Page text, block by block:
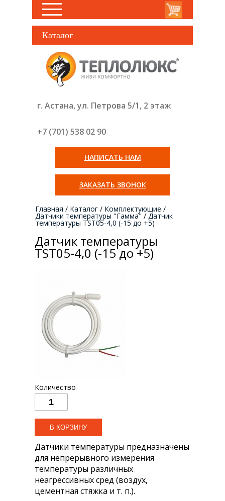
Каталог
г. Астана, ул. Петрова 5/1, 2 этаж
+7 (701) 538 02 90
НАПИСАТЬ НАМ
ЗАКАЗАТЬ ЗВОНОК
Главная / Каталог / Комплектующие /
Датчики температуры "Гамма" / Датчик
температуры TST05-4,0 (-15 до +5)
Датчик температуры
TST05-4,0 (-15 до +5)
Количество
Датчики температуры предназначены
для непрерывного измерения
температуры различных
неагрессивных сред (воздух,
цементная стяжка и т. п.).